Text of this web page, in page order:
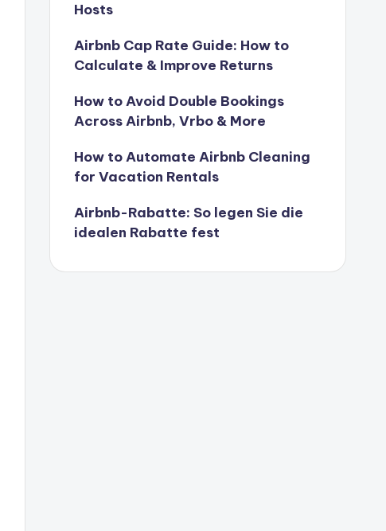
Hosts
Airbnb Cap Rate Guide: How to
Calculate & Improve Returns
How to Avoid Double Bookings
Across Airbnb, Vrbo & More
How to Automate Airbnb Cleaning
for Vacation Rentals
Airbnb-Rabatte: So legen Sie die
idealen Rabatte fest